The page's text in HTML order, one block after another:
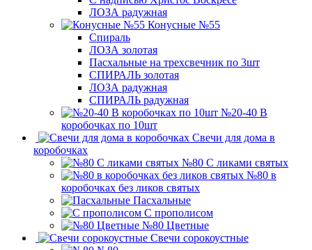
ЛОЗА радужная
Конусные №55
Спираль
ЛОЗА золотая
Пасхальные на трехсвечник по 3шт
СПИРАЛЬ золотая
ЛОЗА радужная
СПИРАЛЬ радужная
№20-40 В
коробочках по 10шт
Свечи для дома в
коробочках
№80 С ликами святых
№80 в
коробочках без ликов святых
Пасхальные
С прополисом
№80 Цветные
Свечи сорокоустные